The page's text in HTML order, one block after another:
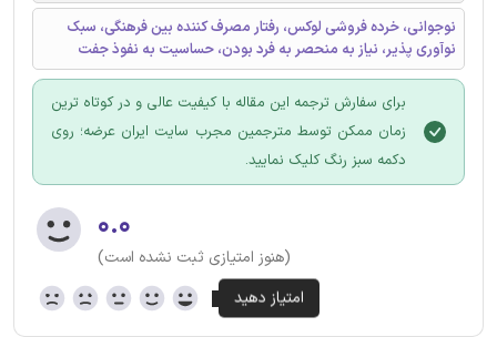
نوجوانی، خرده فروشی لوکس، رفتار مصرف کننده بین فرهنگی، سبک
نوآوری پذیر، نیاز به منحصر به فرد بودن، حساسیت به نفوذ جفت
برای سفارش ترجمه این مقاله با کیفیت عالی و در کوتاه ترین
زمان ممکن توسط مترجمین مجرب سایت ایران عرضه؛ روی
دکمه سبز رنگ کلیک نمایید.
۰.۰
(هنوز امتیازی ثبت نشده است)